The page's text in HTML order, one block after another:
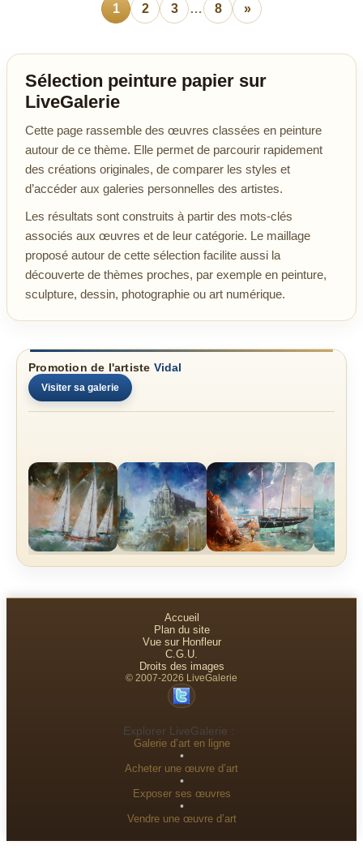
1 2 3 … 8 »
Sélection peinture papier sur
LiveGalerie
Cette page rassemble des œuvres classées en peinture
autour de ce thème. Elle permet de parcourir rapidement
des créations originales, de comparer les styles et
d’accéder aux galeries personnelles des artistes.
Les résultats sont construits à partir des mots-clés
associés aux œuvres et de leur catégorie. Le maillage
proposé autour de cette sélection facilite aussi la
découverte de thèmes proches, par exemple en peinture,
sculpture, dessin, photographie ou art numérique.
Promotion de l'artiste Vidal
Visiter sa galerie
Accueil
Plan du site
Vue sur Honfleur
C.G.U.
Droits des images
© 2007-2026 LiveGalerie
Explorer LiveGalerie :
Galerie d’art en ligne
•
Acheter une œuvre d’art
•
Exposer ses œuvres
•
Vendre une œuvre d’art